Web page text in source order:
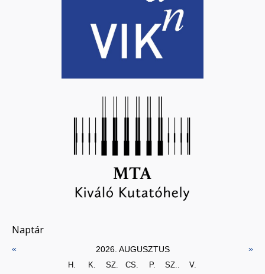
Naptár
« 2026. AUGUSZTUS »
H. K. SZ. CS. P. SZ.. V.